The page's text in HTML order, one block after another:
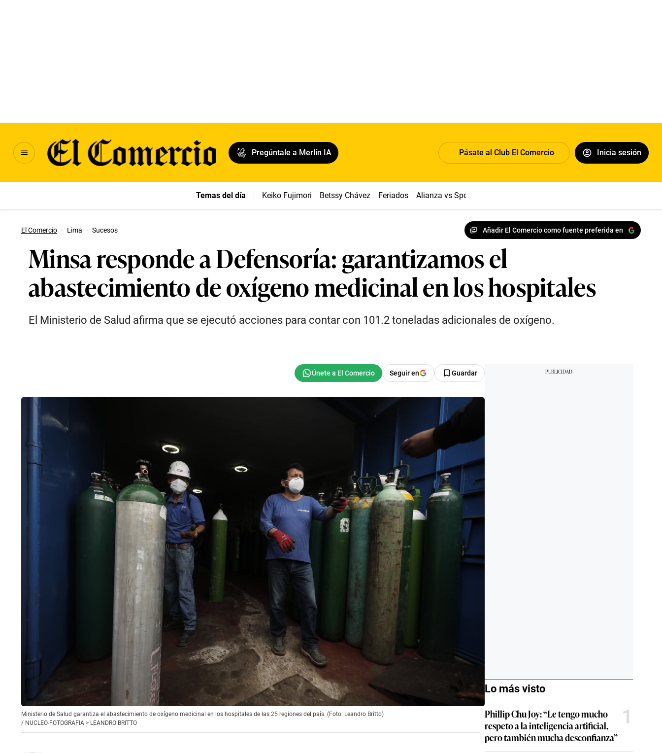
Pregúntale a Merlín IA Pásate al Club El Comercio Inicia sesión
Temas del día Keiko Fujimori Betssy Chávez Feriados Alianza vs Sport Boys
El Comercio · Lima · Sucesos Añadir El Comercio como fuente preferida en
Minsa responde a Defensoría: garantizamos el
abastecimiento de oxígeno medicinal en los hospitales
El Ministerio de Salud afirma que se ejecutó acciones para contar con 101.2 toneladas adicionales de oxígeno.
Seguir en Guardar
Ministerio de Salud garantiza el abastecimiento de oxígeno medicinal en los hospitales de las 25 regiones del país. (Foto: Leandro Britto)
/ NUCLEO-FOTOGRAFIA > LEANDRO BRITTO
Lo más visto
Phillip Chu Joy: “Le tengo mucho
respeto a la inteligencia artificial,
pero también mucha desconfianza”
1